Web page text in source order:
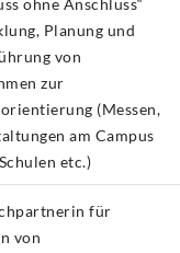
ohne Anschluss“
Planung und
von
zur
(Messen,
am Campus
etc.)
für
von